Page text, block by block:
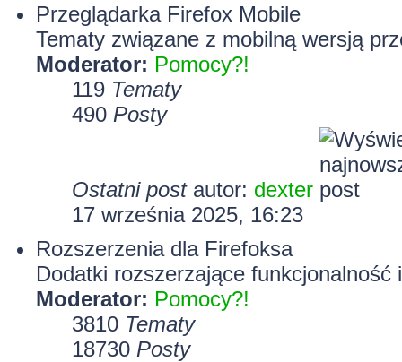
Przeglądarka Firefox Mobile
Tematy związane z mobilną wersją
Moderator: Pomocy?!
119 Tematy
490 Posty
Ostatni postautor: dexter
17 września 2025, 16:23
Rozszerzenia dla Firefoksa
Dodatki rozszerzające
Moderator: Pomocy?!
3810 Tematy
18730 Posty